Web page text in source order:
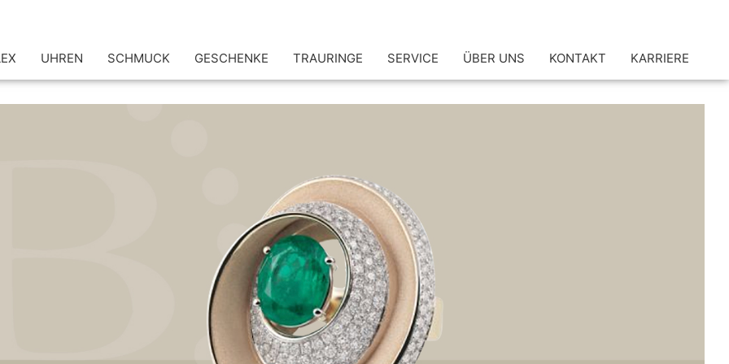
UHREN SCHMUCK GESCHENKE TRAURINGE SERVICE ÜBER UNS KONTAKT KARRIERE